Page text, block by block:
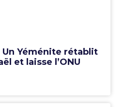
Un Yéménite rétablit
et laisse l’ONU